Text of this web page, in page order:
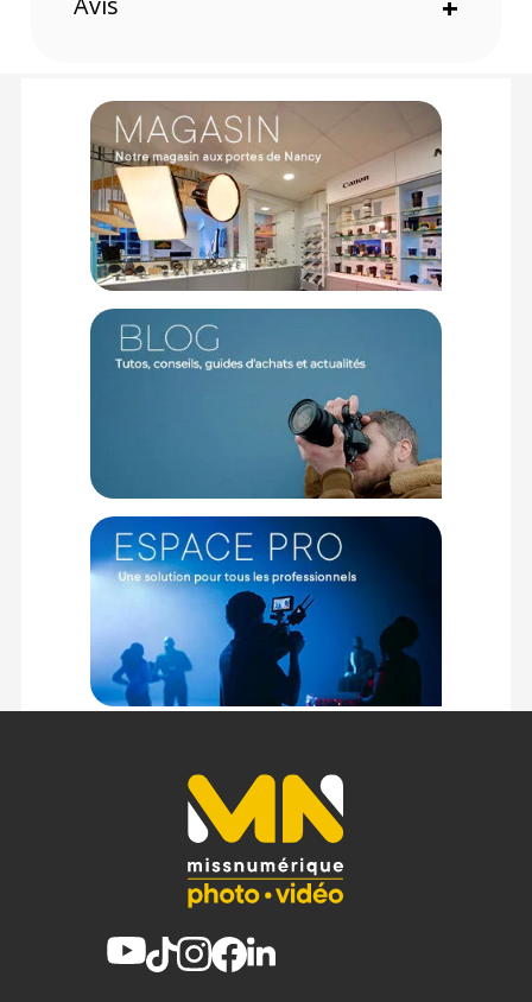
plupart des flashes, offrant une installation facile et une
Conçu spécialement pour les photographes de portrait, ce kit
aide à éliminer les ombres dures et la lumière agressive,
pour des résultats doux et professionnels.
Caractéristiques du JJC Kit portrait FK-9 pour Shoe flash
Modèle : FK-9
Couleur : Noir
Compatibilité anneau de montage (Grand) : NIK. SPEEDLITE
540EZ, SON. HVL-F58AM, CAN. SPEEDLITE 600EX-RT, PEN. AF-
Compatibilité anneau de montage (Petit) : NIK. SB-28, SON.
HVL-F42AM, METZ 44AF-4iN/METZ 32 Z-2, CAN. SPEEDLITE
320EX/420EX, OLY. FL-36R, ACHIEVER D2260, etc.
CONTENU DU CARTON
2 x Anneaux de montage avant bande Velcro
1 x Porte-filtre carré 3.5"
1 x Grilles en nid d’abeille 2.5"
1 x Grilles en nid d’abeille 2"
1 x Diffuseur de lumière douce
1 x Softbox pliante
1x Équerre de montage pour Softbox
Code EAN JJC Kit portrait FK-9 pour Shoe flash - Diffuseur pour
flash cobra/intégré - Achat & prix :6950291500854
(1) Offre valable jusqu'au 31 Décembre 2030 à partir de 49 euros
relais situé en France continentale uniquement, valable uniquement
sur les produits de moins de 1m et moins de 20Kg.
+